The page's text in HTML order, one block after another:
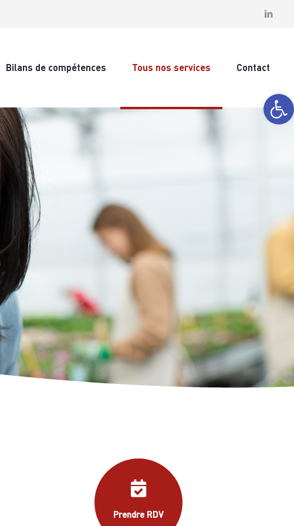
Ouvrir
Bilans de compétences Tous nos services Contact
Prendre RDV